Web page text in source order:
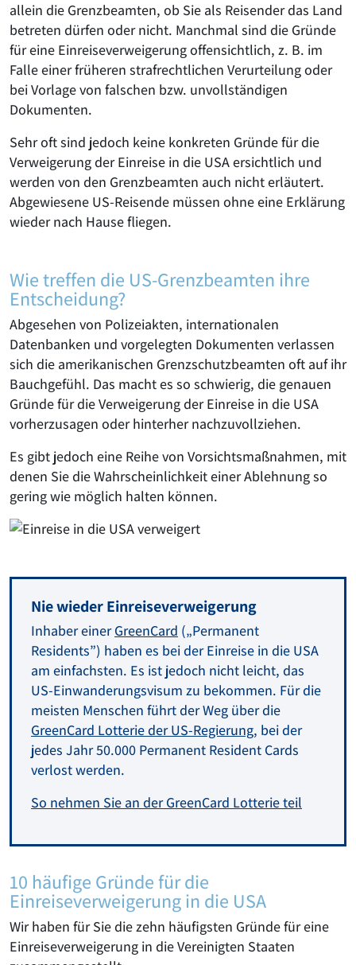
allein die Grenzbeamten, ob Sie als Reisender das Land
betreten dürfen oder nicht. Manchmal sind die Gründe
für eine Einreiseverweigerung offensichtlich, z. B. im
Falle einer früheren strafrechtlichen Verurteilung oder
bei Vorlage von falschen bzw. unvollständigen
Dokumenten.
Sehr oft sind jedoch keine konkreten Gründe für die
Verweigerung der Einreise in die USA ersichtlich und
werden von den Grenzbeamten auch nicht erläutert.
Abgewiesene US-Reisende müssen ohne eine Erklärung
wieder nach Hause fliegen.
Wie treffen die US-Grenzbeamten ihre
Entscheidung?
Abgesehen von Polizeiakten, internationalen
Datenbanken und vorgelegten Dokumenten verlassen
sich die amerikanischen Grenzschutzbeamten oft auf ihr
Bauchgefühl. Das macht es so schwierig, die genauen
Gründe für die Verweigerung der Einreise in die USA
vorherzusagen oder hinterher nachzuvollziehen.
Es gibt jedoch eine Reihe von Vorsichtsmaßnahmen, mit
denen Sie die Wahrscheinlichkeit einer Ablehnung so
gering wie möglich halten können.
Nie wieder Einreiseverweigerung
Inhaber einerGreenCard („Permanent
Residents”) haben es bei der Einreise in die USA
am einfachsten. Es ist jedoch nicht leicht, das
US-Einwanderungsvisum zu bekommen. Für die
meisten Menschen führt der Weg über die
GreenCard Lotterie der US-Regierung, bei der
jedes Jahr 50.000 Permanent Resident Cards
verlost werden.
So nehmen Sie an der GreenCard Lotterie teil
10 häufige Gründe für die
Einreiseverweigerung in die USA
Wir haben für Sie die zehn häufigsten Gründe für eine
Einreiseverweigerung in die Vereinigten Staaten